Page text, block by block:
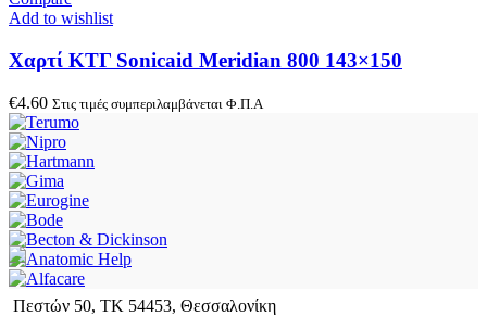
Add to wishlist
Χαρτί ΚΤΓ Sonicaid Meridian 800 143×150
€4.60 Στις τιμές συμπεριλαμβάνεται Φ.Π.Α
Πεστών 50, ΤΚ 54453, Θεσσαλονίκη